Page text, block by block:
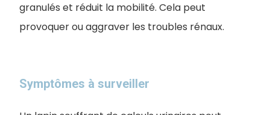
granulés et réduit la mobilité. Cela peut
provoquer ou aggraver les troubles rénaux.
Symptômes à surveiller